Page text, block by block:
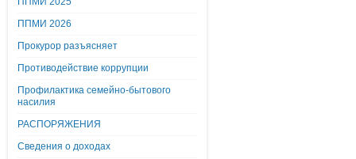
ППМИ 2026
Прокурор разъясняет
Противодействие коррупции
Профилактика семейно-бытового
насилия
РАСПОРЯЖЕНИЯ
Сведения о доходах